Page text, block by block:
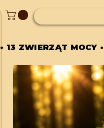
• 13 ZWIERZĄT MOCY
• 13 ZWIERZĄT MOCY